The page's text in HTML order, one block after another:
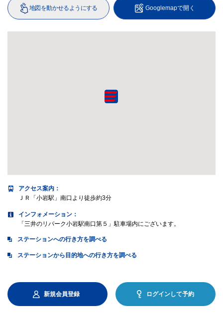
地図を動かせるようにする Googlemapで開く
アクセス案内 ：
ＪＲ「小岩駅」南口より徒歩約3分
インフォメーション：
「三井のリパーク小岩駅南口第５」駐車場内にございます。
ステーションへの行き方を調べる
ステーションから目的地への行き方を調べる
新規会員登録 ログインして予約